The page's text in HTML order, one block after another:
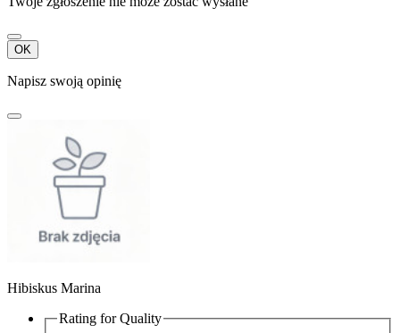
OK
Napisz swoją opinię
Hibiskus Marina
Rating forQuality